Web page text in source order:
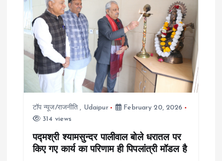
g
a
t
टॉप न्यूज/राजनीति , Udaipur
February 20, 2026
314 views
पद्मश्री श्यामसुन्दर पालीवाल बोले धरातल पर
किए गए कार्य का परिणाम ही पिपलांत्री मॉडल है